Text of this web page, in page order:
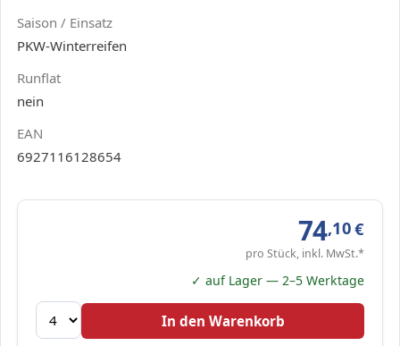
Saison / Einsatz
PKW-Winterreifen
Runflat
nein
EAN
6927116128654
74,10€
pro Stück, inkl. MwSt.*
✓ auf Lager — 2–5 Werktage
In den Warenkorb